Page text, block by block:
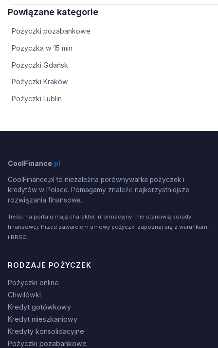
Powiązane kategorie
Pożyczki pozabankowe
Pozyczka w 15 min
Pożyczki Gdańsk
Pożyczki Kraków
Pożyczki Lublin
CoolFinance.pl
CoolFinance.pl to niezależna porównywarka pożyczek i
kredytów w Polsce. Pomagamy znaleźć najkorzystniejsze
rozwiązania finansowe.
Treści na portalu mają charakter informacyjny i nie stanowią porady
finansowej. Przed zawarciem umowy pożyczki zapoznaj się z warunkami
i RRSO.
RODZAJE POŻYCZEK
Pożyczki online
Chwilówki
Kredyt gotówkowy
Kredyt mieszkaniowy
Kredyty konsolidacyjne
Pożyczki pozabankowe